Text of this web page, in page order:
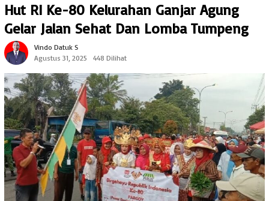
Hut RI Ke-80 Kelurahan Ganjar Agung
Gelar Jalan Sehat Dan Lomba Tumpeng
Vindo Datuk S
Agustus 31, 2025
448 Dilihat